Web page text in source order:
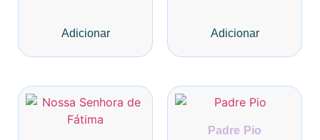
Adicionar Adicionar
Padre Pio